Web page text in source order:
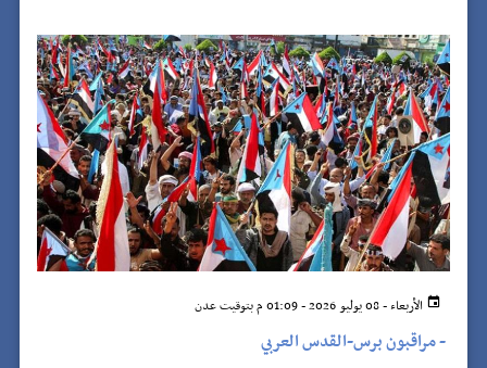
الأربعاء - 08 يوليو 2026 - 01:09 م بتوقيت عدن
-مراقبون برس-القدس العربي